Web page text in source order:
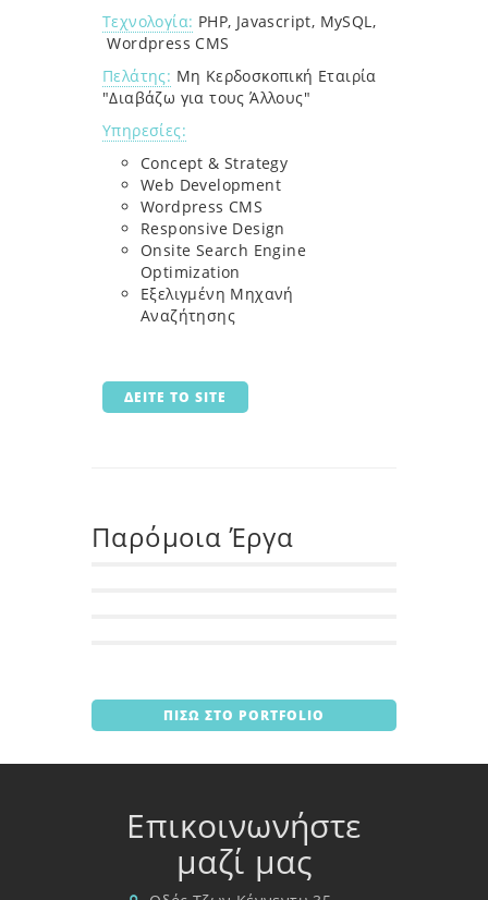
Τεχνολογία: PHP, Javascript, MySQL,
Wordpress CMS
Πελάτης: Μη Κερδοσκοπική Εταιρία
"Διαβάζω για τους Άλλους"
Υπηρεσίες:
Concept & Strategy
Web Development
Wordpress CMS
Responsive Design
Οnsite Search Engine
Optimization
Εξελιγμένη Μηχανή
Αναζήτησης
ΔΕΙΤΕ ΤΟ SITE
Παρόμοια Έργα
ΠΙΣΩ ΣΤΟ PORTFOLIO
Επικοινωνήστε
μαζί μας